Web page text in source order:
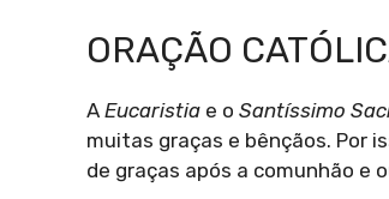
ORAÇÃO
A Eucaristia e o Santíssimo
muitas graças e bênçãos. Por
de graças após a comunhão e